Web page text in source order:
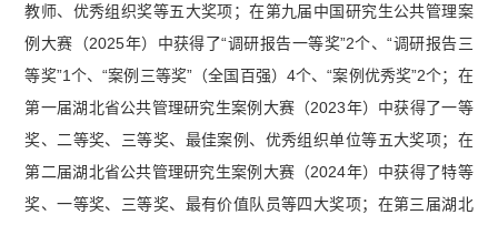
教师、优秀组织奖等五大奖项；在第九届中国研究生公共管理案
例大赛（2025年）中获得了“调研报告一等奖”2个、“调研报告三
等奖”1个、“案例三等奖”（全国百强）4个、“案例优秀奖”2个；在
第一届湖北省公共管理研究生案例大赛（2023年）中获得了一等
奖、二等奖、三等奖、最佳案例、优秀组织单位等五大奖项；在
第二届湖北省公共管理研究生案例大赛（2024年）中获得了特等
奖、一等奖、三等奖、最有价值队员等四大奖项；在第三届湖北